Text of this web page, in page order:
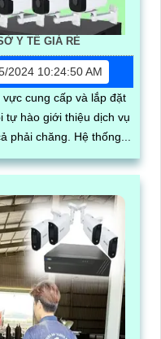
Y TẾ GIÁ RẺ
2024 10:24:50 AM
cung cấp và lắp đặt
tự hào giới thiệu dịch vụ
lắp camera cho cơ sở y tế với giá cả phải chăng. Hệ thống...